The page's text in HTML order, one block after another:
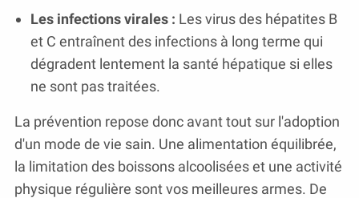
Les infections virales : Les virus des hépatites B
et C entraînent des infections à long terme qui
dégradent lentement la santé hépatique si elles
ne sont pas traitées.
La prévention repose donc avant tout sur l'adoption
d'un mode de vie sain. Une alimentation équilibrée,
la limitation des boissons alcoolisées et une activité
physique régulière sont vos meilleures armes. De